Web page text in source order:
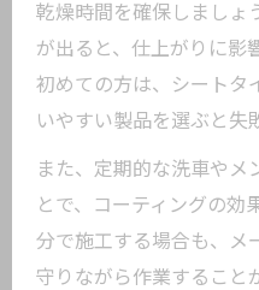
乾燥時間を確保しましょ
が出ると、仕上がりに影
初めての方は、シートタ
いやすい製品を選ぶと失
また、定期的な洗車やメ
とで、コーティングの効
分で施工する場合も、メ
守りながら作業すること